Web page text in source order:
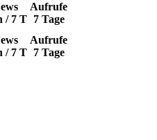
/ 7 T
Aufrufe
7 Tage
/ 7 T
Aufrufe
7 Tage